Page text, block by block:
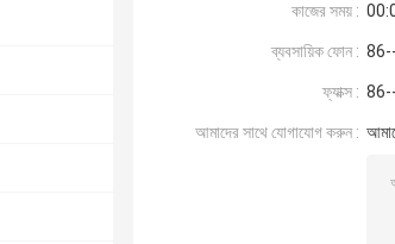
কাজের সময় :
ব্যবসায়িক ফোন :
ফ্যাক্স :
আমাদের সাথে যোগাযোগ করুন :